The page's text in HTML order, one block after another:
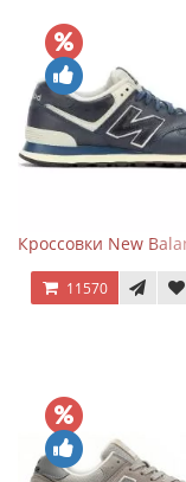
Кроссовки New
11570